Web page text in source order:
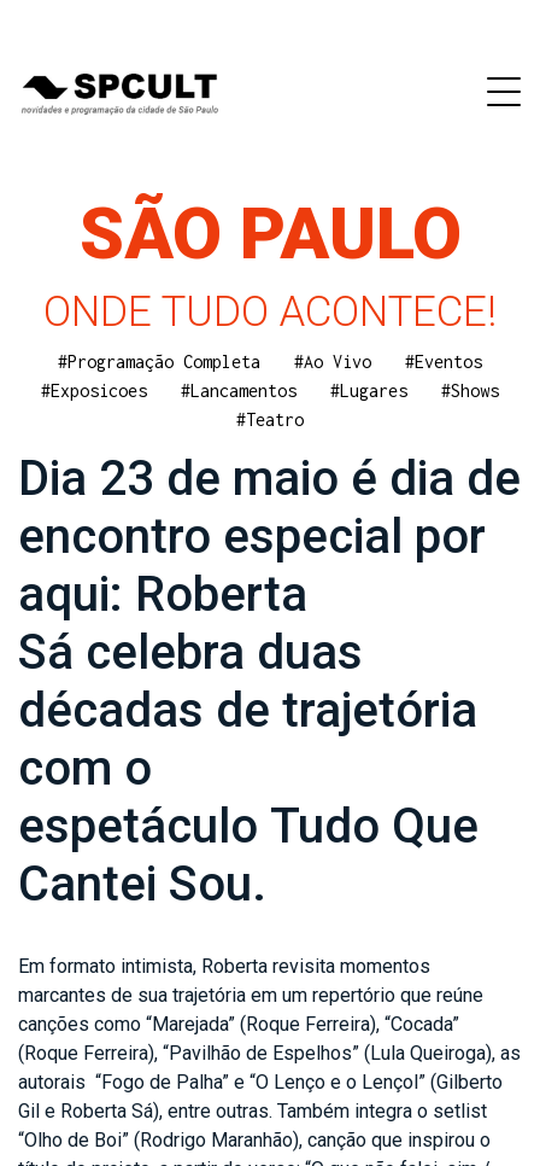
SÃO PAULO
ONDE TUDO ACONTECE!
#Programação Completa #Ao Vivo
#Eventos
#Exposicoes
#Lancamentos #Lugares
#Shows
#Teatro
Dia 23 de maio é dia de
encontro especial por
aqui: Roberta
Sá celebra duas
décadas de trajetória
com o
espetáculo Tudo Que
Cantei Sou.
Em formato intimista, Roberta revisita momentos
marcantes de sua trajetória em um repertório que reúne
canções como “Marejada” (Roque Ferreira), “Cocada”
(Roque Ferreira), “Pavilhão de Espelhos” (Lula Queiroga), as
autorais “Fogo de Palha” e “O Lenço e o Lençol” (Gilberto
Gil e Roberta Sá), entre outras. Também integra o setlist
“Olho de Boi” (Rodrigo Maranhão), canção que inspirou o